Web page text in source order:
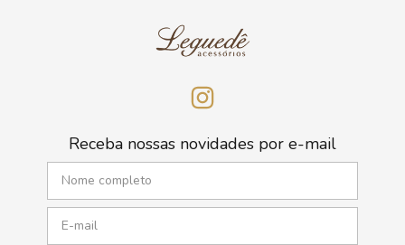
Receba nossas novidades por e-mail